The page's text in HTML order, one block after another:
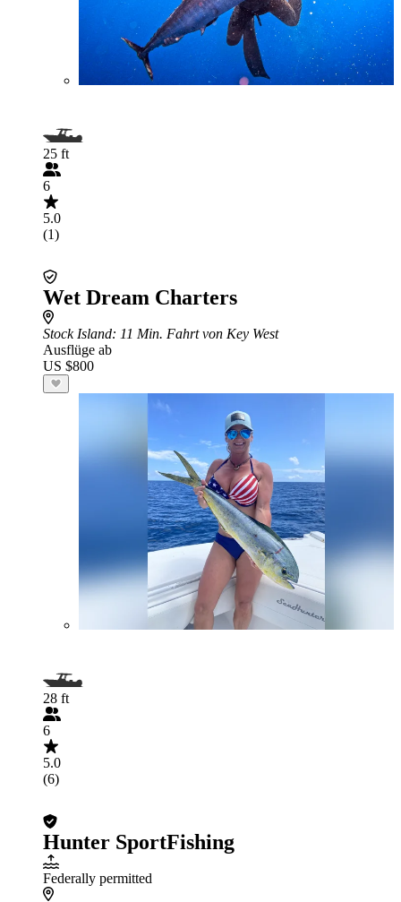
25 ft
6
5.0
(1)
Wet Dream Charters
Stock Island: 11 Min. Fahrt von Key West
Ausflüge ab
US $800
28 ft
6
5.0
(6)
Hunter SportFishing
Federally permitted